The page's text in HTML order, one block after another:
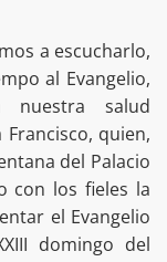
a escucharlo,
al Evangelio,
nuestra salud
quien,
del Palacio
con los fieles la
el Evangelio
domingo del